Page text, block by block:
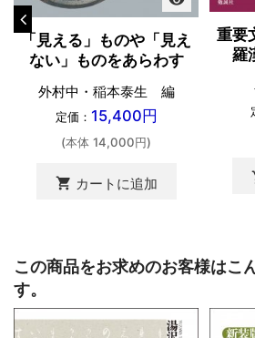
「見える」ものや「見え
ない」ものをあらわす
外村中・稲本泰生 編
定価： 15,400円
(本体 14,000円)
shopping_cart カートに追加
重要
羅
この商品をお求めのお客様はこ
す。